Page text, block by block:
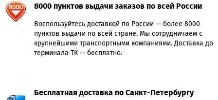
8000 пунктов выдачи заказов по всей России
Воспользуйтесь доставкой по России — более 8000
пунктов выдачи по всей стране. Мы сотрудничаем с
крупнейшими транспортными компаниями. Доставка до
терминала ТК — бесплатно.
Бесплатная доставка по Санкт-Петербургу